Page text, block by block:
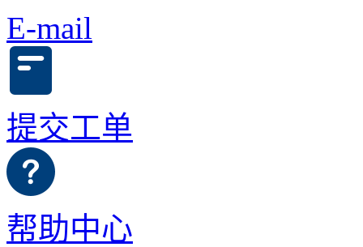
E-mail
提交工单
帮助中心